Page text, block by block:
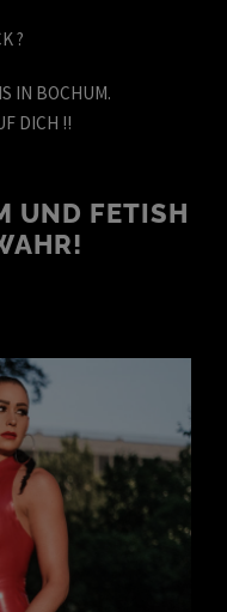
?
IN BOCHUM.
DICH !!
UND FETISH